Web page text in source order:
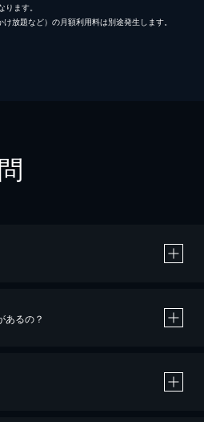
ます。
放題など）の月額利用料は別途発生します。
あるの？